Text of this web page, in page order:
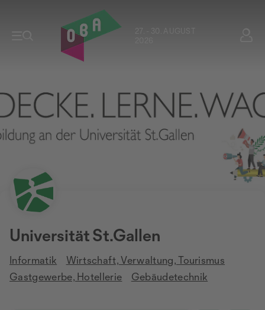
27. - 30. AUGUST
Universität St.Gallen
Informatik
Wirtschaft, Verwaltung, Tourismus
Gastgewerbe, Hotellerie
Gebäudetechnik